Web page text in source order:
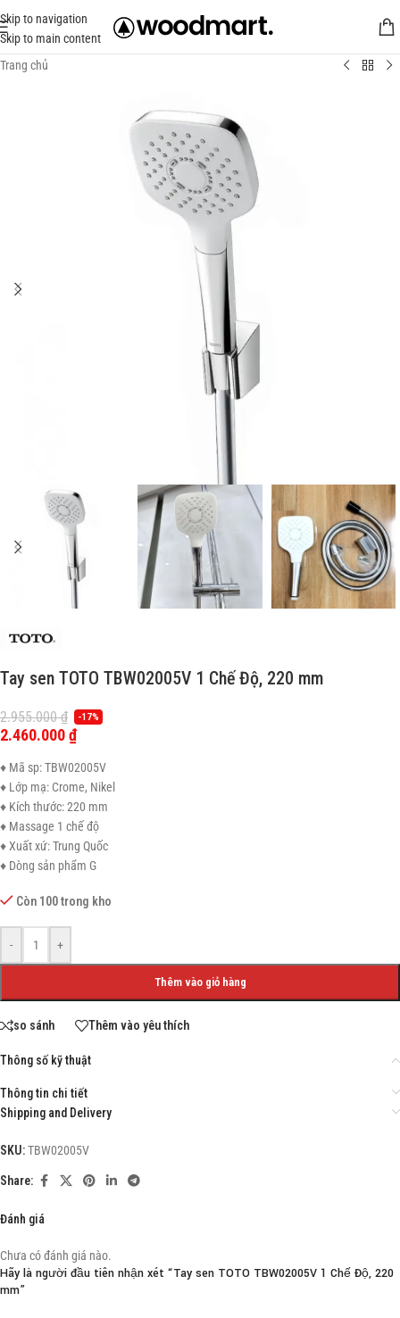
Skip to navigation
Skip to main content
Trang chủ
Tay sen TOTO TBW02005V 1 Chế Độ, 220 mm
2.955.000₫ -17%
2.460.000₫
♦ Mã sp: TBW02005V
♦ Lớp mạ: Crome, Nikel
♦ Kích thước: 220 mm
♦ Massage 1 chế độ
♦ Xuất xứ: Trung Quốc
♦ Dòng sản phẩm G
Còn 100 trong kho
- +
Thêm vào giỏ hàng
so sánh Thêm vào yêu thích
Thông số kỹ thuật
Thông tin chi tiết
Shipping and Delivery
SKU:TBW02005V
Share:
Đánh giá
Chưa có đánh giá nào.
Hãy là người đầu tiên nhận xét “Tay sen TOTO TBW02005V 1 Chế Độ, 220
mm”